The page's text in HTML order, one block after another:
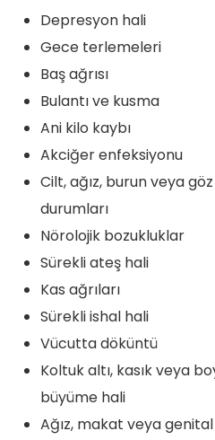
Depresyon hali
Gece terlemeleri
Baş ağrısı
Bulantı ve kusma
Ani kilo kaybı
Akciğer enfeksiyonu
Cilt, ağız, burun veya
durumları
Nörolojik bozukluklar
Sürekli ateş hali
Kas ağrıları
Sürekli ishal hali
Vücutta döküntü
Koltuk altı, kasık veya
büyüme hali
Ağız, makat veya